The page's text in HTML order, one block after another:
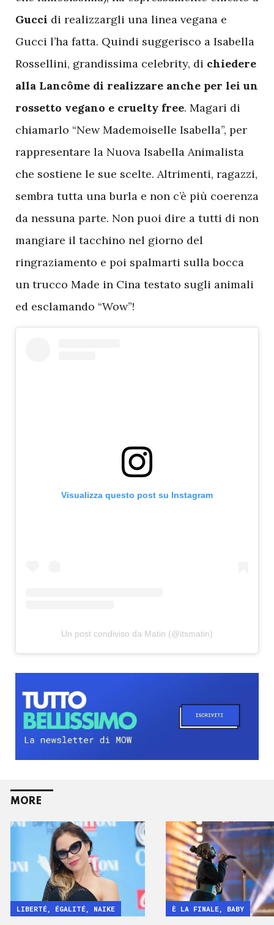
Gucci di realizzargli una linea vegana e
Gucci l’ha fatta. Quindi suggerisco a Isabella
Rossellini, grandissima celebrity, di chiedere
alla Lancôme di realizzare anche per lei un
rossetto vegano e cruelty free. Magari di
chiamarlo “New Mademoiselle Isabella”, per
rappresentare la Nuova Isabella Animalista
che sostiene le sue scelte. Altrimenti, ragazzi,
sembra tutta una burla e non c’è più coerenza
da nessuna parte. Non puoi dire a tutti di non
mangiare il tacchino nel giorno del
ringraziamento e poi spalmarti sulla bocca
un trucco Made in Cina testato sugli animali
ed esclamando “Wow”!
Visualizza questo post su Instagram
Un post condiviso da Matin (@itsmatin)
MORE
LIBERTÉ, ÉGALITÉ, NAIKE È LA FINALE, BABY